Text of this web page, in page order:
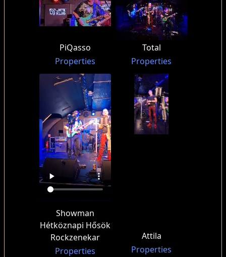
PiQasso
Properties
Total
Properties
Showman
Hétköznapi Hősök
Rockzenekar
Properties
Attila
Properties